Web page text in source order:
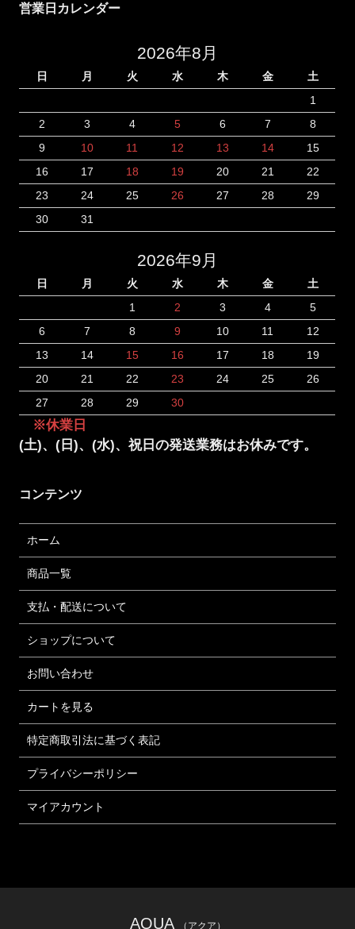
営業日カレンダー
2026年8月
日 月 火 水 木 金
土
1
2
3 4 5 6 7
8
9
10 11 12 13 14
15
16
17 18 19 20 21
22
23
24 25 26 27 28
29
30
31
2026年9月
日 月 火 水 木 金
土
1
2 3 4
5
6
7 8 9 10 11
12
13
14 15 16 17 18
19
20
21 22 23 24 25
26
27
28 29 30
※休業日
(土)、(日)、(水)、祝日の発送業務はお休みです。
コンテンツ
ホーム
商品一覧
支払・配送について
ショップについて
お問い合わせ
カートを見る
特定商取引法に基づく表記
プライバシーポリシー
マイアカウント
AQUA （アクア）